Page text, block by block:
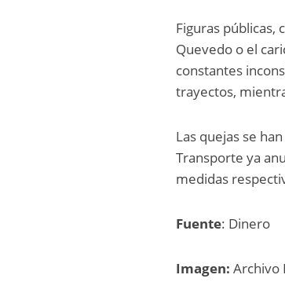
Figuras públicas,
Quevedo o el
constantes
trayectos,
Las quejas se
Transporte ya
medidas
Fuente: Dinero
Imagen:Archivo